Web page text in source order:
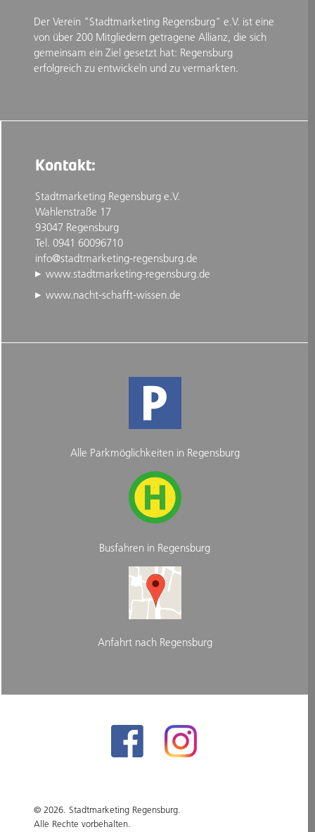
Der Verein "Stadtmarketing Regensburg" e.V. ist eine
von über 200 Mitgliedern getragene Allianz, die sich
gemeinsam ein Ziel gesetzt hat: Regensburg
erfolgreich zu entwickeln und zu vermarkten.
Kontakt:
Stadtmarketing Regensburg e.V.
Wahlenstraße 17
93047 Regensburg
Tel. 0941 60096710
info@stadtmarketing-regensburg.de
www.stadtmarketing-regensburg.de
www.nacht-schafft-wissen.de
Alle Parkmöglichkeiten in Regensburg
Busfahren in Regensburg
Anfahrt nach Regensburg
© 2026. Stadtmarketing Regensburg.
Alle Rechte vorbehalten.